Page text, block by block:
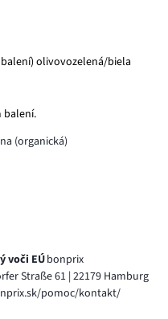
olivovozelená/biela
balení.
(organická)
voči EÚbonprix
Straße 61 | 22179 Hamburg
pomoc/kontakt/